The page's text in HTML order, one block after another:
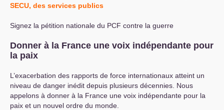
SECU, des services publics
Signez la pétition nationale du PCF contre la guerre
Donner à la France une voix indépendante pour
la paix
L’exacerbation des rapports de force internationaux atteint un
niveau de danger inédit depuis plusieurs décennies. Nous
appelons à donner à la France une voix indépendante pour la
paix et un nouvel ordre du monde.